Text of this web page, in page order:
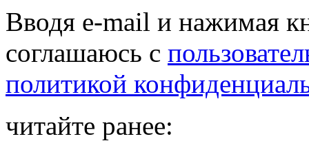
Вводя e-mail и нажимая
соглашаюсь с
политикой
читайте ранее: